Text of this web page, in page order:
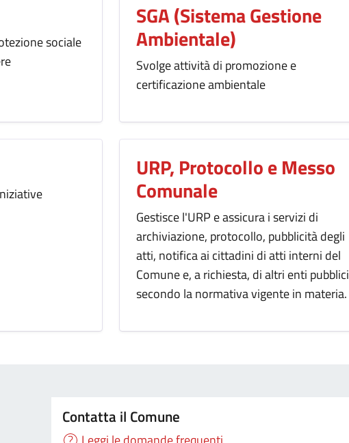
sociale
SGA (Sistema Gestione
Ambientale)
Svolge attività di promozione e
certificazione ambientale
URP, Protocollo e Messo
Comunale
Gestisce l'URP e assicura i servizi di
archiviazione, protocollo, pubblicità degli
atti, notifica ai cittadini di atti interni del
Comune e, a richiesta, di altri enti pubblici
secondo la normativa vigente in materia.
Contatta il Comune